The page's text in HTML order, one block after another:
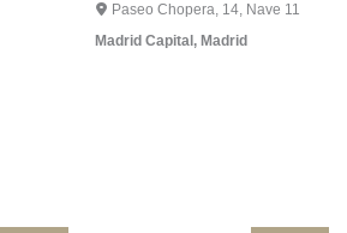
Paseo Chopera, 14, Nave 11
Madrid Capital , Madrid